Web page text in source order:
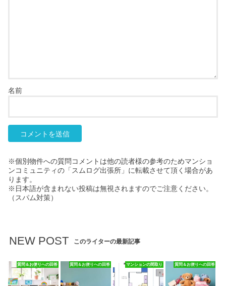
名前
※個別物件への質問コメントは他の読者様の参考のためマンショ
ンコミュニティの「スムログ出張所」に転載させて頂く場合があ
ります。
※日本語が含まれない投稿は無視されますのでご注意ください。
（スパム対策）
NEW POST このライターの最新記事
質問＆お便りへの回答 質問＆お便りへの回答 マンションの間取り 質問＆お便りへの回答